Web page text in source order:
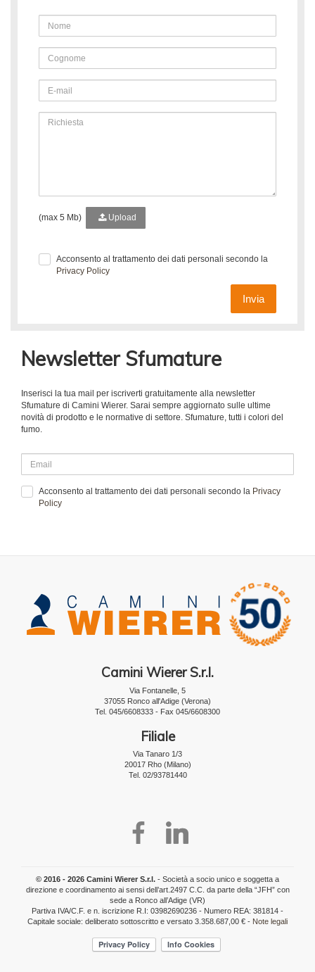
(max 5 Mb) Upload
Acconsento al trattamento dei dati personali secondo la
Privacy Policy
Invia
Newsletter Sfumature
Inserisci la tua mail per iscriverti gratuitamente alla newsletter
Sfumature di Camini Wierer. Sarai sempre aggiornato sulle ultime
novità di prodotto e le normative di settore. Sfumature, tutti i colori del
fumo.
Acconsento al trattamento dei dati personali secondo la Privacy
Policy
Camini Wierer S.r.l.
Via Fontanelle, 5
37055 Ronco all'Adige (Verona)
Tel. 045/6608333 - Fax 045/6608300
Filiale
Via Tanaro 1/3
20017 Rho (Milano)
Tel. 02/93781440
© 2016 - 2026 Camini Wierer S.r.l. - Società a socio unico e soggetta a
direzione e coordinamento ai sensi dell’art.2497 C.C. da parte della “JFH” con
sede a Ronco all’Adige (VR)
Partiva IVA/C.F. e n. iscrizione R.I: 03982690236 - Numero REA: 381814 -
Capitale sociale: deliberato sottoscritto e versato 3.358.687,00 € - Note legali